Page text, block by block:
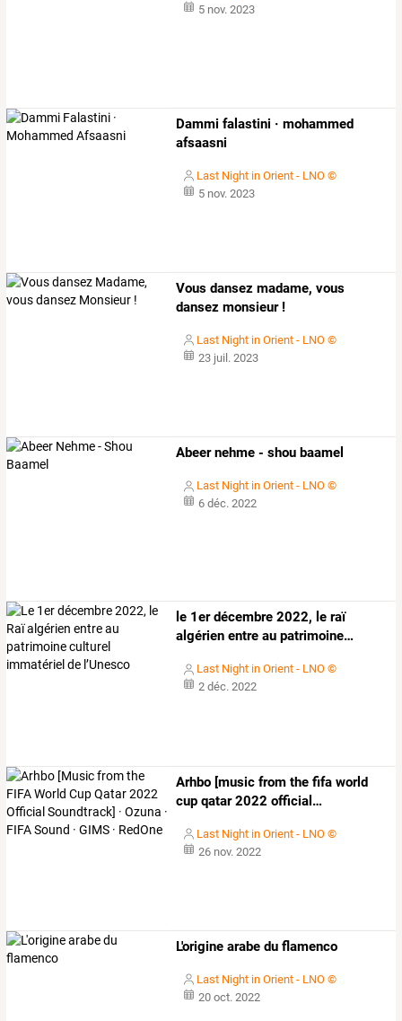
5 nov. 2023
Dammi falastini · mohammed
afsaasni
Last Night in Orient - LNO ©
5 nov. 2023
Vous dansez madame, vous
dansez monsieur !
Last Night in Orient - LNO ©
23 juil. 2023
Abeer nehme - shou baamel
Last Night in Orient - LNO ©
6 déc. 2022
le 1erdécembre 2022, le raï
algérien entre au patrimoine…
Last Night in Orient - LNO ©
2 déc. 2022
Arhbo [music from the fifa world
cup qatar2022 official …
Last Night in Orient - LNO ©
26 nov. 2022
L'origine arabe du flamenco
Last Night in Orient - LNO ©
20 oct. 2022